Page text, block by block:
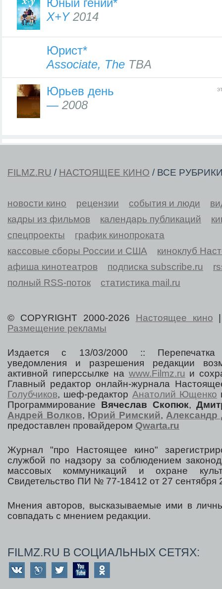
Юный гений*
X+Y2014
Юрист*
Associate, The TBA
Юрьев день
— 2008
FILMZ.RU / НАСТОЯЩЕЕ КИНО / ВСЕ
новости кино рецензии события и люди
кадры из фильмов
календарь публикаций
спецпроекты
график кинопроката
кассовые сборы России и США
киноклуб
афиша кинотеатров
подписка subscribe.ru
полный RSS-поток
статистика mail.ru
© COPYRIGHT 2000-2026 Настоящее кино
Размещение рекламы
Издается с 13/03/2000 :: Перепечатка
уведомления и разрешения редакции
активной гиперссылке на www.Filmz.ru и
Главный редактор онлайн-журнала
Голубчиков, шеф-редактор Анатолий Ющенко
Программирование Вячеслав Скопюк,
Андрей Волков, Юрий Римский,Александр
предоставлен провайдером Qwarta.ru
Журнал "про Настоящее кино"
службой по надзору за соблюдением
массовых коммуникаций и охране
Свидетельство ПИ № 77-18412 от 27 сентября
Мнения авторов, высказываемые ими в
совпадать с мнением редакции.
FILMZ.RU В СОЦИАЛЬНЫХ СЕТЯХ: